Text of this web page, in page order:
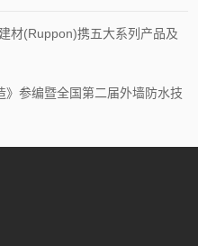
(Ruppon)携五大系列产品及
参编暨全国第二届外墙防水技